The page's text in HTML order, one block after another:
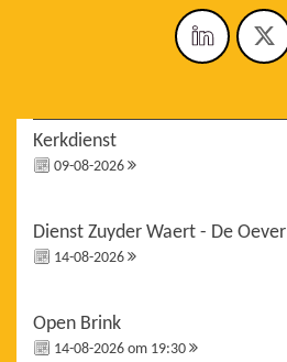
Kerkdienst
09-08-2026
Dienst Zuyder Waert - De Oever
14-08-2026
Open Brink
14-08-2026 om 19:30